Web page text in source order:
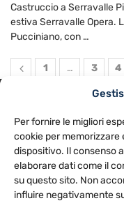
Per fornire le migliori
cookie per
dispositivo. Il consenso
elaborare dati come il
su questo sito. Non
influire negativamente
Castruccio a Serravalle
estiva Serravalle Opera.
Pucciniano, con …
1 … 3 4
NOTE LEGALI
Via
Tel.